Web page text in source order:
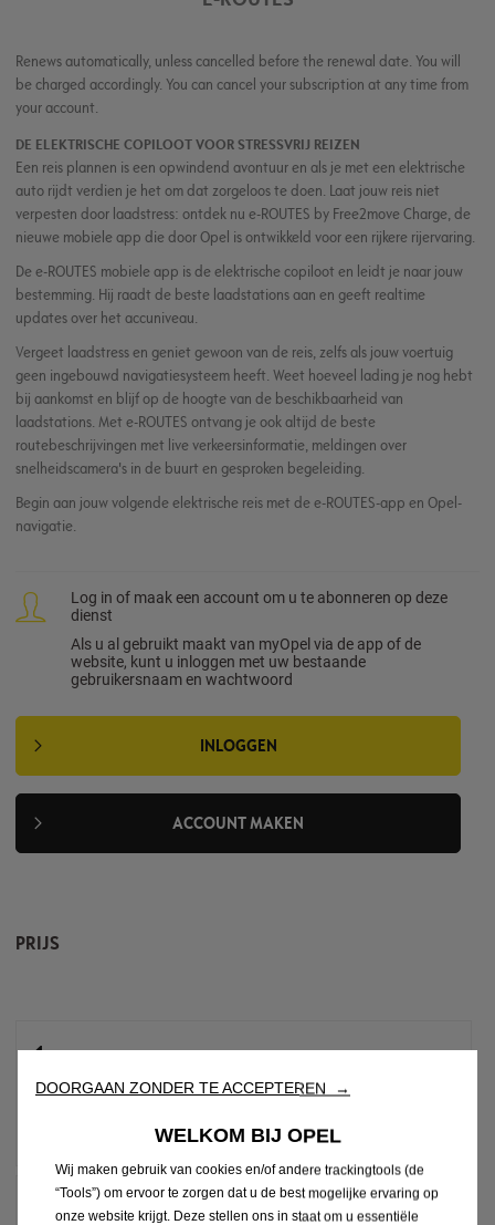
Renews automatically, unless cancelled before the renewal date. You will
be charged accordingly. You can cancel your subscription at any time from
your account.
DE ELEKTRISCHE COPILOOT VOOR STRESSVRIJ REIZEN
Een reis plannen is een opwindend avontuur en als je met een elektrische
auto rijdt verdien je het om dat zorgeloos te doen. Laat jouw reis niet
verpesten door laadstress: ontdek nu e-ROUTES by Free2move Charge, de
nieuwe mobiele app die door Opel is ontwikkeld voor een rijkere rijervaring.
De e-ROUTES mobiele app is de elektrische copiloot en leidt je naar jouw
bestemming. Hij raadt de beste laadstations aan en geeft realtime
updates over het accuniveau.
Vergeet laadstress en geniet gewoon van de reis, zelfs als jouw voertuig
geen ingebouwd navigatiesysteem heeft. Weet hoeveel lading je nog hebt
bij aankomst en blijf op de hoogte van de beschikbaarheid van
laadstations. Met e-ROUTES ontvang je ook altijd de beste
routebeschrijvingen met live verkeersinformatie, meldingen over
snelheidscamera's in de buurt en gesproken begeleiding.​
Begin aan jouw volgende elektrische reis met de e-ROUTES-app en Opel-
navigatie.​
Log in of maak een account om u te abonneren op deze
dienst
Als u al gebruikt maakt van myOpel via de app of de
website, kunt u inloggen met uw bestaande
gebruikersnaam en wachtwoord
INLOGGEN
ACCOUNT MAKEN
PRIJS
1maand
jaar
DOORGAAN ZONDER TE ACCEPTEREN →
WELKOM BIJ OPEL
Wij maken gebruik van cookies en/of andere trackingtools (de
“Tools”) om ervoor te zorgen dat u de best mogelijke ervaring op
onze website krijgt. Deze stellen ons in staat om u essentiële